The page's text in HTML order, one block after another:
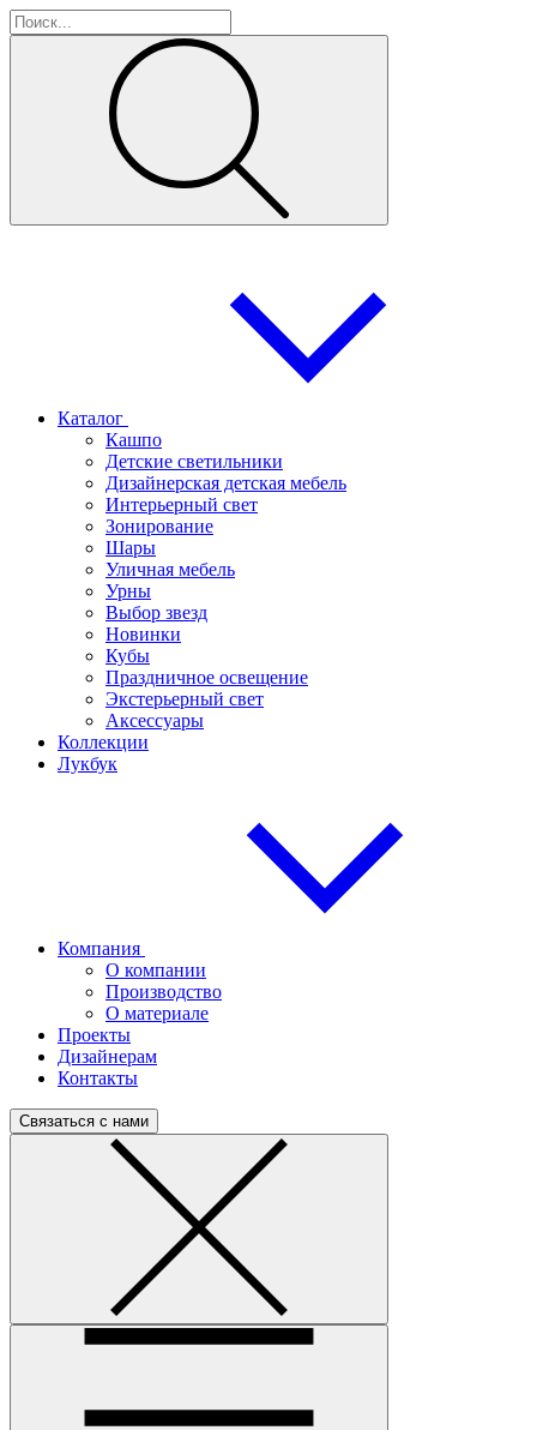
Каталог
Кашпо
Детские светильники
Дизайнерская детская мебель
Интерьерный свет
Зонирование
Шары
Уличная мебель
Урны
Выбор звезд
Новинки
Кубы
Праздничное освещение
Экстерьерный свет
Аксессуары
Коллекции
Лукбук
Компания
О компании
Производство
О материале
Проекты
Дизайнерам
Контакты
Связаться с нами